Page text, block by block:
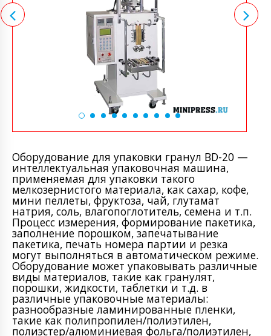
Оборудование для упаковки гранул BD-20 —
интеллектуальная упаковочная машина,
применяемая для упаковки такого
мелкозернистого материала, как сахар, кофе,
мини пеллеты, фруктоза, чай, глутамат
натрия, соль, влагопоглотитель, семена и т.п.
Процесс измерения, формирование пакетика,
заполнение порошком, запечатывание
пакетика, печать номера партии и резка
могут выполняться в автоматическом режиме.
Оборудование может упаковывать различные
виды материалов, такие как гранулят,
порошки, жидкости, таблетки и т.д. в
различные упаковочные материалы:
разнообразные ламинированные пленки,
такие как полипропилен/полиэтилен,
полиэстер/алюминиевая фольга/полиэтилен,